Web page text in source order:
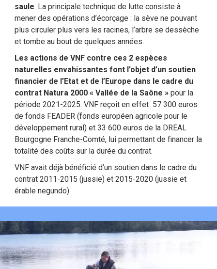
saule. La principale technique de lutte consiste à
mener des opérations d’écorçage : la sève ne pouvant
plus circuler plus vers les racines, l’arbre se dessèche
et tombe au bout de quelques années.
Les actions de VNF contre ces 2 espèces
naturelles envahissantes font l’objet d’un soutien
financier de l’Etat et de l’Europe dans le cadre du
contrat Natura 2000 « Vallée de la Saône » pour la
période 2021-2025. VNF reçoit en effet 57 300 euros
de fonds FEADER (fonds européen agricole pour le
développement rural) et 33 600 euros de la DREAL
Bourgogne Franche-Comté, lui permettant de financer la
totalité des coûts sur la durée du contrat.
VNF avait déjà bénéficié d’un soutien dans le cadre du
contrat 2011-2015 (jussie) et 2015-2020 (jussie et
érable negundo).